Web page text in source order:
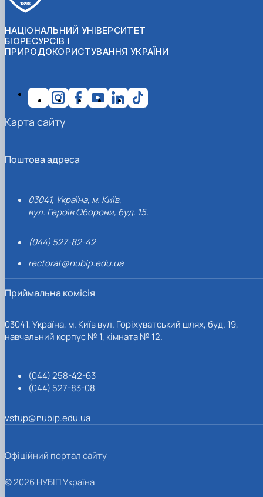
НАЦІОНАЛЬНИЙ УНІВЕРСИТЕТ
БІОРЕСУРСІВ І
ПРИРОДОКОРИСТУВАННЯ УКРАЇНИ
Поштова адреса
03041, Україна, м. Київ,
вул. Героїв Оборони, буд. 15.
(044) 527-82-42
rectorat@nubip.edu.ua
Приймальна комісія
03041, Україна, м. Київ вул. Горіхуватський шлях, буд. 19,
навчальний корпус № 1, кімната № 12.
(044) 258-42-63
(044) 527-83-08
vstup@nubip.edu.ua
Карта сайту
Офіційний портал сайту
© 2026 НУБІП Україна